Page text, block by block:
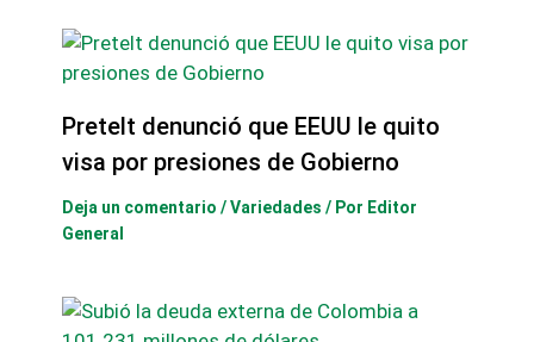
Pretelt denunció que EEUU le quito
visa por presiones de Gobierno
Deja un comentario /Variedades / Por Editor
General